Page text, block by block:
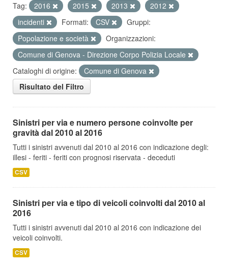
Tag:
2016 2015 2013
2012
incidenti
Formati: CSV
Gruppi:
Popolazione e società
Organizzazioni:
Comune di Genova - Direzione Corpo Polizia Locale
Cataloghi di origine:
Comune di Genova
Risultato del Filtro
Sinistri per via e numero persone coinvolte per
gravità dal 2010 al 2016
Tutti i sinistri avvenuti dal 2010 al 2016 con indicazione degli:
illesi - feriti - feriti con prognosi riservata - deceduti
CSV
Sinistri per via e tipo di veicoli coinvolti dal 2010 al
2016
Tutti i sinistri avvenuti dal 2010 al 2016 con indicazione dei
veicoli coinvolti.
CSV